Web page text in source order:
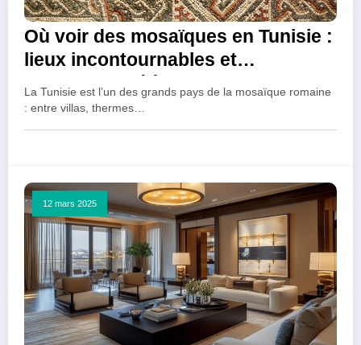
Où voir des mosaïques en Tunisie :
lieux incontournables et
mosaïques célèbres
La Tunisie est l’un des grands pays de la mosaïque romaine
: entre villas, thermes…
12 mars 2025